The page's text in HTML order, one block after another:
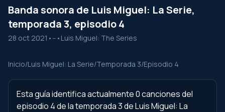
Banda sonora de Luis Miguel: La Serie,
temporada 3, episodio 4
28 oct 2021 • -- • Luis Miguel: The Series
Inicio/Luis Miguel: La Serie/Temporada 3/Episodio 4
Esta guía identifica actualmente 0 canciones del
episodio 4 de la temporada 3 de Luis Miguel: La